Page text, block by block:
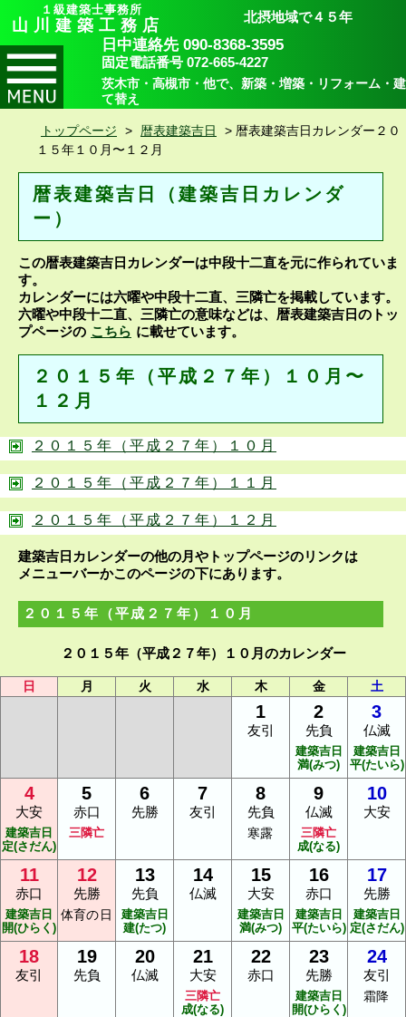
茨木市・高槻市・他で、新築・増築・リフォーム・建
て替え
北摂地域で４５年
山川建築工務店
１級建築士事務所
固定電話番号 072-665-4227
日中連絡先 090-8368-3595
トップページ > 暦表建築吉日 > 暦表建築吉日カレンダー２０
１５年１０月〜１２月
暦表建築吉日（建築吉日カレンダ
ー）
この暦表建築吉日カレンダーは中段十二直を元に作られていま
す。
カレンダーには六曜や中段十二直、三隣亡を掲載しています。
六曜や中段十二直、三隣亡の意味などは、暦表建築吉日のトッ
プページの こちら に載せています。
２０１５年（平成２７年）１０月〜
１２月
２０１５年（平成２７年）１０月
２０１５年（平成２７年）１１月
２０１５年（平成２７年）１２月
建築吉日カレンダーの他の月やトップページのリンクは
メニューバーかこのページの下にあります。
２０１５年（平成２７年）１０月
２０１５年（平成２７年）１０月のカレンダー
日 月 火 水 木 金 土
1
友引
2
先負
建築吉日
満(みつ)
3
仏滅
建築吉日
平(たいら)
4
大安
建築吉日
定(さだん)
5
赤口
三隣亡
6
先勝
7
友引
8
先負
寒露
9
仏滅
三隣亡
成(なる)
10
大安
11
赤口
建築吉日
開(ひらく)
12
先勝
体育の日
13
先負
建築吉日
建(たつ)
14
仏滅
15
大安
建築吉日
満(みつ)
16
赤口
建築吉日
平(たいら)
17
先勝
建築吉日
定(さだん)
18
友引
19
先負
20
仏滅
21
大安
三隣亡
成(なる)
22
赤口
23
先勝
建築吉日
開(ひらく)
24
友引
霜降